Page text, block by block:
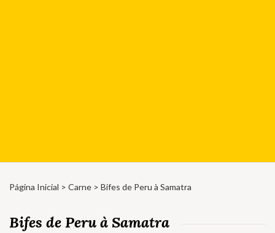
Página Inicial > Carne > Bifes de Peru à Samatra
Bifes de Peru à Samatra